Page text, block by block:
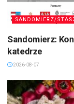
SANDOMIERZ/
Sandomierz:
katedrze
2026-08-07